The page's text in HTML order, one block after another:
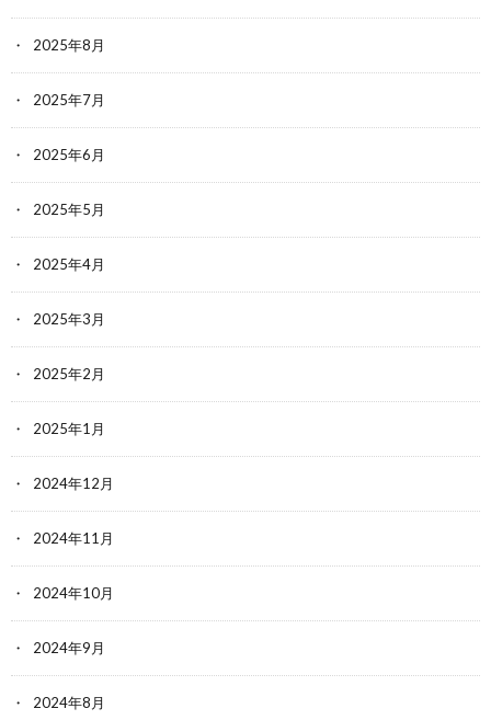
2025年8月
2025年7月
2025年6月
2025年5月
2025年4月
2025年3月
2025年2月
2025年1月
2024年12月
2024年11月
2024年10月
2024年9月
2024年8月